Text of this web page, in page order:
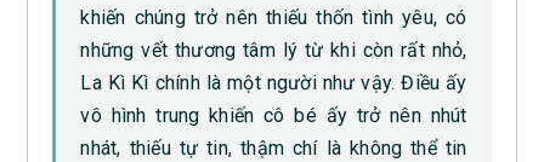
khiến chúng trở nên thiếu thốn tình yêu, có
những vết thương tâm lý từ khi còn rất nhỏ,
La Kì Kì chính là một người như vậy. Điều ấy
vô hình trung khiến cô bé ấy trở nên nhút
nhát, thiếu tự tin, thậm chí là không thể tin